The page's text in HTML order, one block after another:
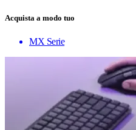
Acquista a modo tuo
MX Serie